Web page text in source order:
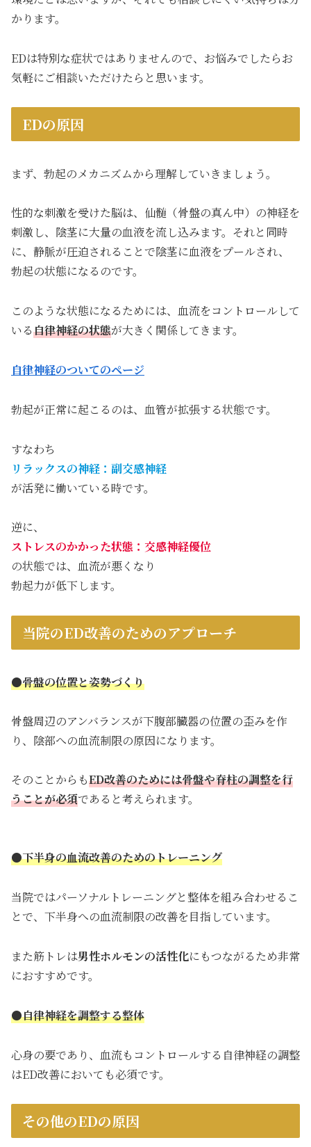
かります。
EDは特別な症状ではありませんので、お悩みでしたらお
気軽にご相談いただけたらと思います。
EDの原因
まず、勃起のメカニズムから理解していきましょう。
性的な刺激を受けた脳は、仙髄（骨盤の真ん中）の神経を
刺激し、陰茎に大量の血液を流し込みます。それと同時
に、静脈が圧迫されることで陰茎に血液をプールされ、
勃起の状態になるのです。
このような状態になるためには、血流をコントロールして
いる自律神経の状態が大きく関係してきます。
自律神経のついてのページ
勃起が正常に起こるのは、血管が拡張する状態です。
すなわち
リラックスの神経：副交感神経
が活発に働いている時です。
逆に、
ストレスのかかった状態：交感神経優位
の状態では、血流が悪くなり
勃起力が低下します。
当院のED改善のためのアプローチ
●骨盤の位置と姿勢づくり
骨盤周辺のアンバランスが下腹部臓器の位置の歪みを作
り、陰部への血流制限の原因になります。
そのことからもED改善のためには骨盤や脊柱の調整を行
うことが必須であると考えられます。
●下半身の血流改善のためのトレーニング
当院ではパーソナルトレーニングと整体を組み合わせるこ
とで、下半身への血流制限の改善を目指しています。
また筋トレは男性ホルモンの活性化にもつながるため非常
におすすめです。
●自律神経を調整する整体
心身の要であり、血流もコントロールする自律神経の調整
はED改善においても必須です。
その他のEDの原因